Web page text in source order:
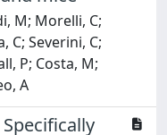
M; Morelli, C;
C; Severini, C;
P; Costa, M;
A